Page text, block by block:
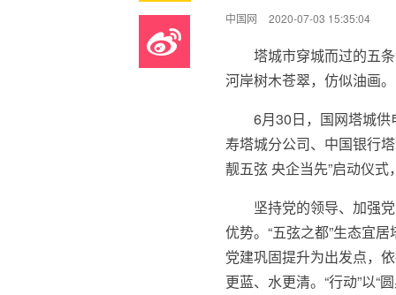
中国网 2020-07-03 15:35:04
塔城市穿城而过的五
河岸树木苍翠，仿似油画。
6月30日，国网塔城
寿塔城分公司、中国银行
靓五弦 央企当先”启动仪
坚持党的领导、加强
优势。“五弦之都”生态宜
党建巩固提升为出发点，
更蓝、水更清。“行动”以“